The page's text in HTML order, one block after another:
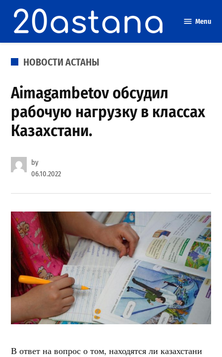
content
Menu
POSTED
НОВОСТИ АСТАНЫ
Aimagambetov обсудил
рабочую нагрузку в классах
Казахстани.
by
06.10.2022
В ответ на вопрос о том, находятся ли казахстани